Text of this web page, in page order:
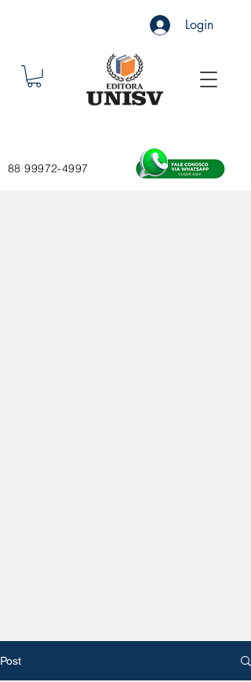
Login
88 99972-4997
Post